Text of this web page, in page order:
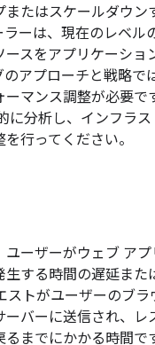
またはスケールダウン
ラーは、現在のレベル
ースをアプリケーショ
のアプローチと戦略で
ーマンス調整が必要で
に分析し、インフラ
行ってください。
ユーザーがウェブ ア
生する時間の遅延また
ストがユーザーのブラ
ーバーに送信され、レ
るまでにかかる時間で